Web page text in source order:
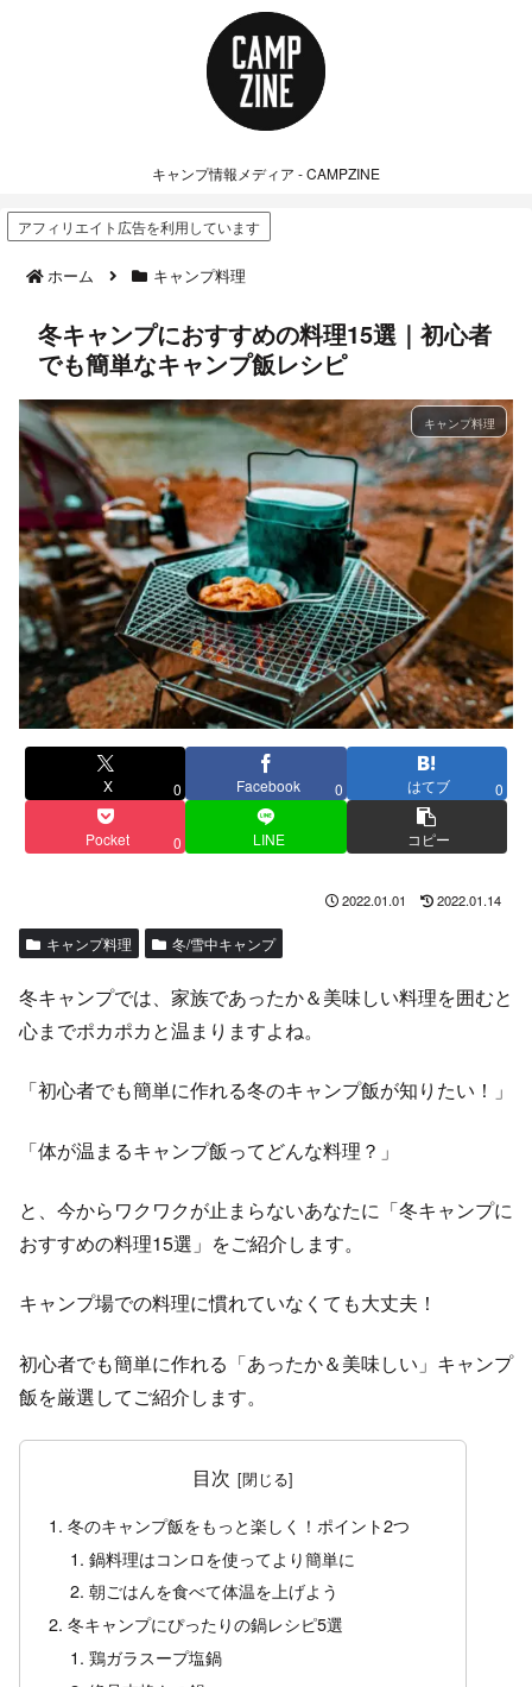
キャンプ情報メディア - CAMPZINE
アフィリエイト広告を利用しています
ホーム キャンプ料理
冬キャンプにおすすめの料理15選｜初心者
でも簡単なキャンプ飯レシピ
キャンプ料理
X 0 Facebook 0 はてブ 0
Pocket 0 LINE コピー
2022.01.01 2022.01.14
キャンプ料理 冬/雪中キャンプ
冬キャンプでは、家族であったか＆美味しい料理を囲むと
心までポカポカと温まりますよね。
「初心者でも簡単に作れる冬のキャンプ飯が知りたい！」
「体が温まるキャンプ飯ってどんな料理？」
と、今からワクワクが止まらないあなたに「冬キャンプに
おすすめの料理15選」をご紹介します。
キャンプ場での料理に慣れていなくても大丈夫！
初心者でも簡単に作れる「あったか＆美味しい」キャンプ
飯を厳選してご紹介します。
目次
冬のキャンプ飯をもっと楽しく！ポイント2つ
鍋料理はコンロを使ってより簡単に
朝ごはんを食べて体温を上げよう
冬キャンプにぴったりの鍋レシピ5選
鶏ガラスープ塩鍋